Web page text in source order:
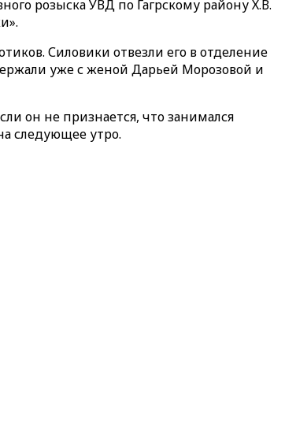
розыска УВД по Гагрскому району Х.В.
Силовики отвезли его в отделение
уже с женой Дарьей Морозовой и
он не признается, что занимался
следующее утро.